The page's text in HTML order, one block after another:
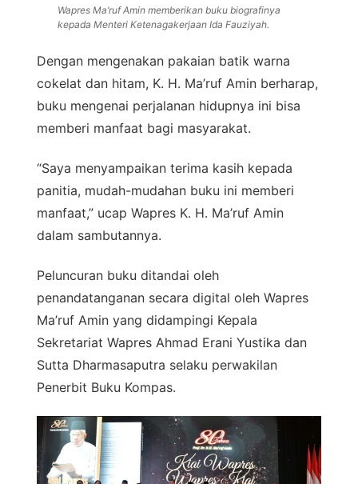
Wapres Ma’ruf Amin memberikan buku biografinya
kepada Menteri Ketenagakerjaan Ida Fauziyah.
Dengan mengenakan pakaian batik warna
cokelat dan hitam, K. H. Ma’ruf Amin berharap,
buku mengenai perjalanan hidupnya ini bisa
memberi manfaat bagi masyarakat.
“Saya menyampaikan terima kasih kepada
panitia, mudah-mudahan buku ini memberi
manfaat,” ucap Wapres K. H. Ma’ruf Amin
dalam sambutannya.
Peluncuran buku ditandai oleh
penandatanganan secara digital oleh Wapres
Ma’ruf Amin yang didampingi Kepala
Sekretariat Wapres Ahmad Erani Yustika dan
Sutta Dharmasaputra selaku perwakilan
Penerbit Buku Kompas.